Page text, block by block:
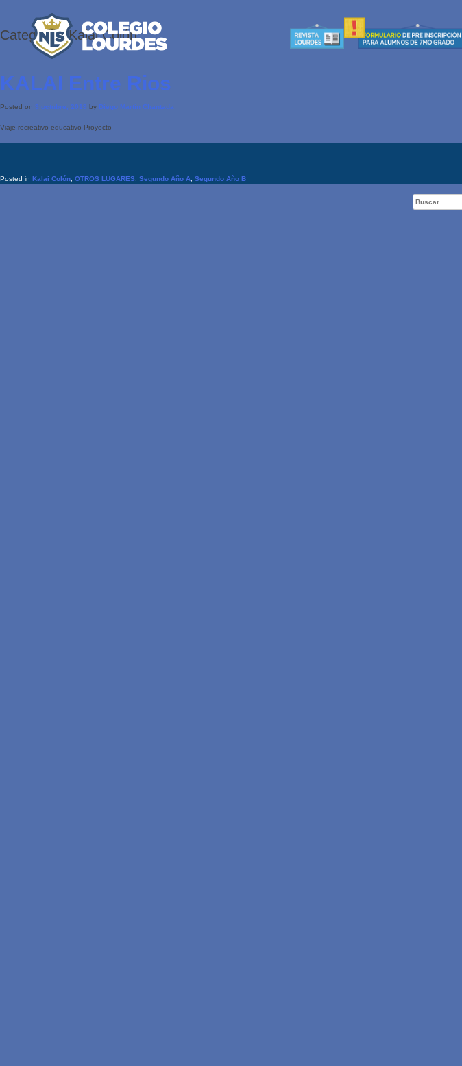
Categoría:Kalai Colón
KALAI Entre Rios
Posted on 9 octubre, 2019 by Diego Martín Chantada
Viaje recreativo educativo Proyecto
Posted in Kalai Colón, OTROS LUGARES, Segundo Año A, Segundo Año B
Buscar: